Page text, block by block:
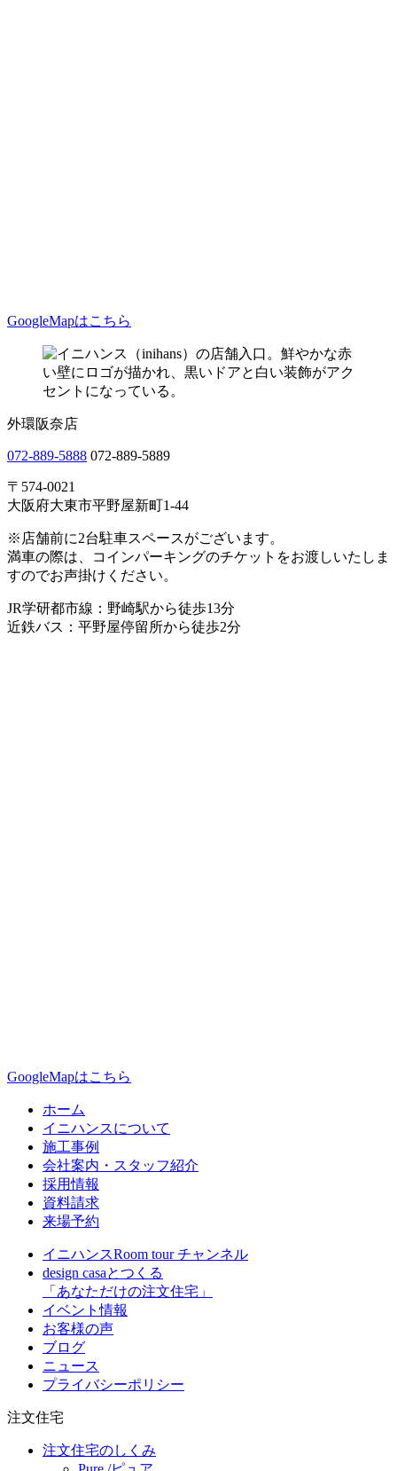
GoogleMapはこちら
外環阪奈店
072-889-5888 072-889-5889
〒574-0021
大阪府大東市平野屋新町1-44
※店舗前に2台駐車スペースがございます。
満車の際は、コインパーキングのチケットをお渡しいたしま
すのでお声掛けください。
JR学研都市線：野崎駅から徒歩13分
近鉄バス：平野屋停留所から徒歩2分
GoogleMapはこちら
ホーム
イニハンスについて
施工事例
会社案内・スタッフ紹介
採用情報
資料請求
来場予約
イニハンスRoom tour チャンネル
design casaとつくる
「あなただけの注文住宅」
イベント情報
お客様の声
ブログ
ニュース
プライバシーポリシー
注文住宅
注文住宅のしくみ